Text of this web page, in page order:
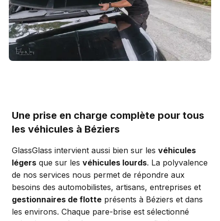
Une prise en charge complète pour tous
les véhicules à Béziers
GlassGlass intervient aussi bien sur les véhicules
légers que sur les véhicules lourds. La polyvalence
de nos services nous permet de répondre aux
besoins des automobilistes, artisans, entreprises et
gestionnaires de flotte présents à Béziers et dans
les environs. Chaque pare-brise est sélectionné